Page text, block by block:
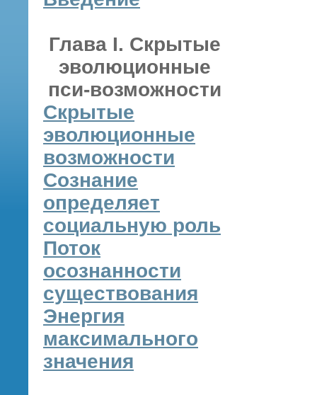
Глава I. Скрытые
эволюционные
пси-возможности
Скрытые
эволюционные
возможности
Сознание
определяет
социальную роль
Поток
осознанности
существования
Энергия
максимального
значения